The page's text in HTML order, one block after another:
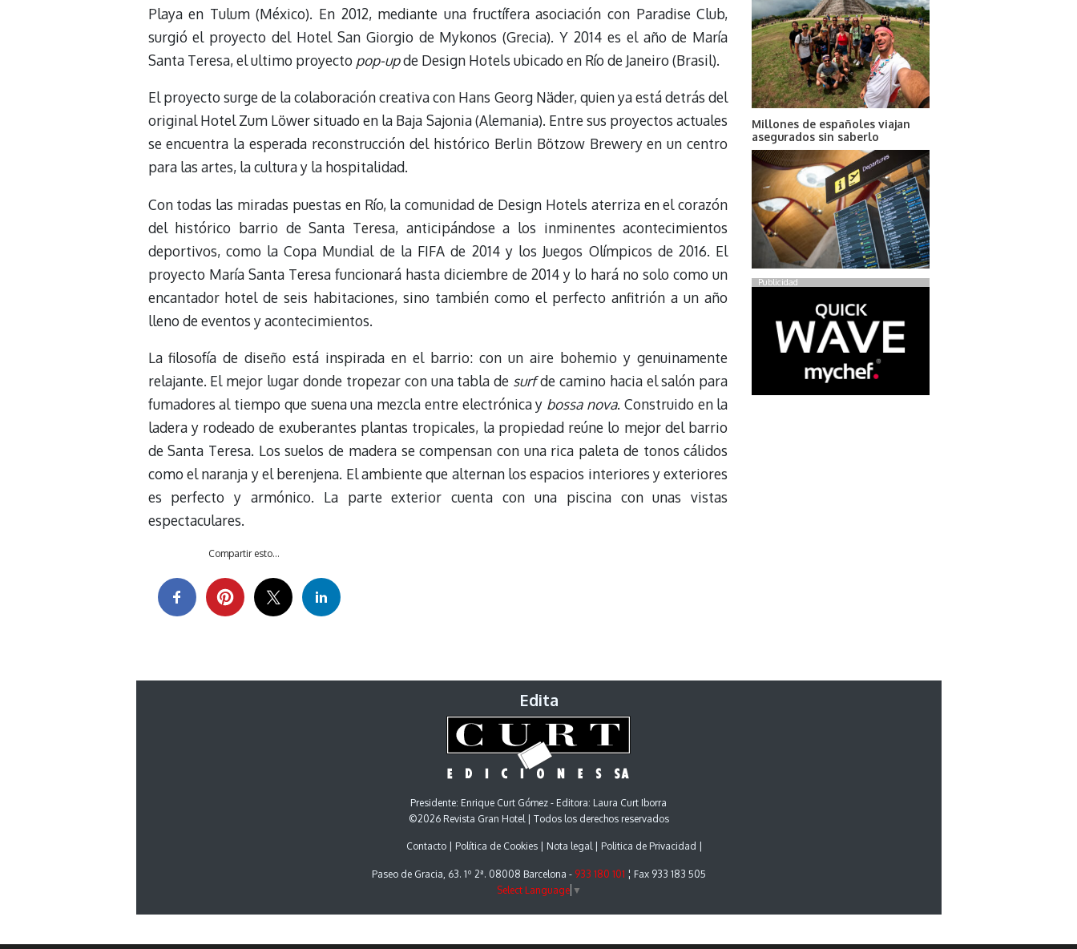
Playa en Tulum (México). En 2012, mediante una fructífera asociación con Paradise Club,
surgió el proyecto del Hotel San Giorgio de Mykonos (Grecia). Y 2014 es el año de María
Santa Teresa, el ultimo proyecto pop-upde Design Hotels ubicado en Río de Janeiro (Brasil).
El proyecto surge de la colaboración creativa con Hans Georg Näder, quien ya está detrás del
original Hotel Zum Löwer situado en la Baja Sajonia (Alemania). Entre sus proyectos actuales
se encuentra la esperada reconstrucción del histórico Berlin Bötzow Brewery en un centro
para las artes, la cultura y la hospitalidad.
Con todas las miradas puestas en Río, la comunidad de Design Hotels aterriza en el corazón
del histórico barrio de Santa Teresa, anticipándose a los inminentes acontecimientos
deportivos, como la Copa Mundial de la FIFA de 2014 y los Juegos Olímpicos de 2016. El
proyecto María Santa Teresa funcionará hasta diciembre de 2014 y lo hará no solo como un
encantador hotel de seis habitaciones, sino también como el perfecto anfitrión a un año
lleno de eventos y acontecimientos.
La filosofía de diseño está inspirada en el barrio: con un aire bohemio y genuinamente
relajante. El mejor lugar donde tropezar con una tabla de surfde camino hacia el salón para
fumadores al tiempo que suena una mezcla entre electrónica y bossa nova. Construido en la
ladera y rodeado de exuberantes plantas tropicales, la propiedad reúne lo mejor del barrio
de Santa Teresa. Los suelos de madera se compensan con una rica paleta de tonos cálidos
como el naranja y el berenjena. El ambiente que alternan los espacios interiores y exteriores
es perfecto y armónico. La parte exterior cuenta con una piscina con unas vistas
espectaculares.
Compartir esto...
Millones de españoles viajan
asegurados sin saberlo
Publicidad
Edita
Presidente: Enrique Curt Gómez - Editora: Laura Curt Iborra
©2026 Revista Gran Hotel | Todos los derechos reservados
Contacto Política de Cookies Nota legal Politica de Privacidad
Paseo de Gracia, 63. 1º 2ª. 08008 Barcelona - 933 180 101 ¦ Fax 933 183 505
Select Language ▼